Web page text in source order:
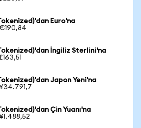
Euro'na
İngiliz Sterlini'na
Japon Yeni'na
Çin Yuanı'na